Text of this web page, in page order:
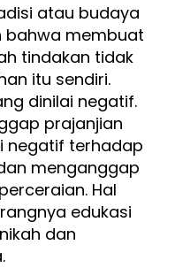
atau budaya
bahwa membuat
tindakan tidak
itu sendiri.
dinilai negatif.
prajanjian
negatif terhadap
menganggap
Hal
edukasi
dan